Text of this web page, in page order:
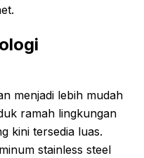
menjadi lebih mudah
ramah lingkungan
kini tersedia luas.
stainless steel